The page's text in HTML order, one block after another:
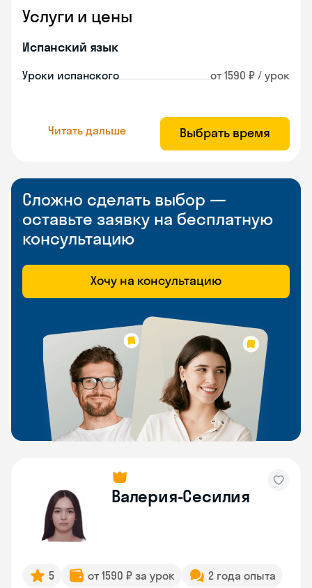
Услуги и цены
Испанский язык
Уроки испанского от 1590 ₽ / урок
Читать дальше Выбрать время
Сложно сделать выбор —
оставьте заявку на бесплатную
консультацию
Хочу на консультацию
Валерия-Сесилия
5 от 1590 ₽ за урок 2 года опыта